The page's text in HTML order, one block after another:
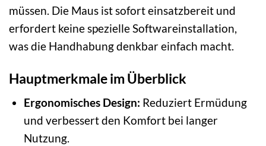
müssen. Die Maus ist sofort einsatzbereit und
erfordert keine spezielle Softwareinstallation,
was die Handhabung denkbar einfach macht.
Hauptmerkmale im Überblick
Ergonomisches Design: Reduziert Ermüdung
und verbessert den Komfort bei langer
Nutzung.